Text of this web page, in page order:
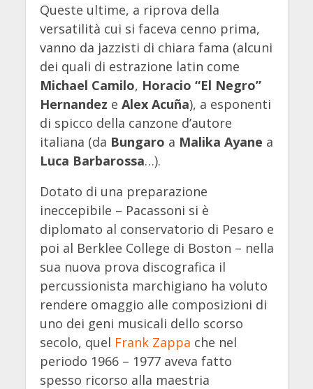
Queste ultime, a riprova della
versatilità cui si faceva cenno prima,
vanno da jazzisti di chiara fama (alcuni
dei quali di estrazione latin come
Michael Camilo, Horacio “El Negro”
Hernandez e Alex Acuña), a esponenti
di spicco della canzone d’autore
italiana (da Bungaro a Malika Ayane a
Luca Barbarossa…).
Dotato di una preparazione
ineccepibile – Pacassoni si è
diplomato al conservatorio di Pesaro e
poi al Berklee College di Boston – nella
sua nuova prova discografica il
percussionista marchigiano ha voluto
rendere omaggio alle composizioni di
uno dei geni musicali dello scorso
secolo, quel Frank Zappa che nel
periodo 1966 – 1977 aveva fatto
spesso ricorso alla maestria